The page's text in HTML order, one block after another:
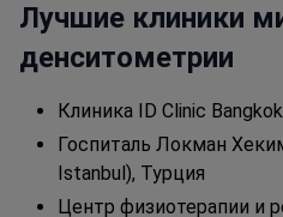
Лучшие клиники
денситометрии
Клиника ID Clinic
Госпиталь Локман
Istanbul), Турция
Центр физиотерапии и